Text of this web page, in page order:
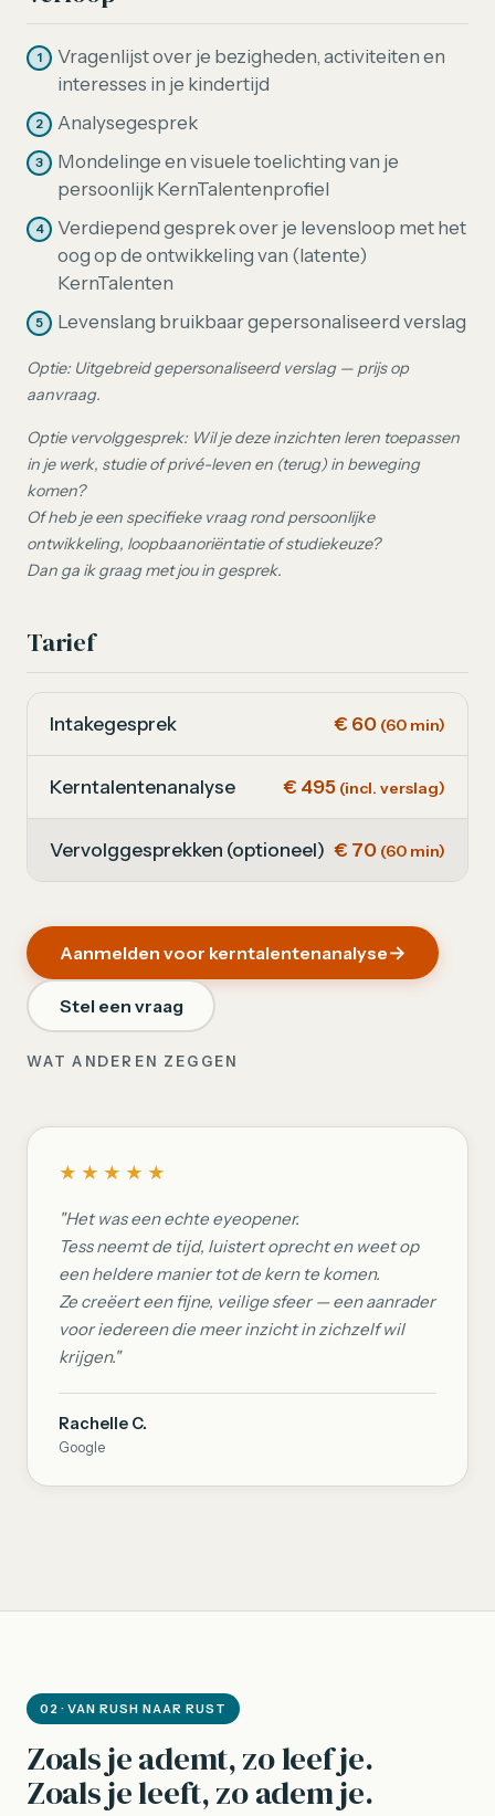
Vragenlijst over je bezigheden, activiteiten en
interesses in je kindertijd
Analysegesprek
Mondelinge en visuele toelichting van je
persoonlijk KernTalentenprofiel
Verdiepend gesprek over je levensloop met het
oog op de ontwikkeling van (latente)
KernTalenten
Levenslang bruikbaar gepersonaliseerd verslag
Optie: Uitgebreid gepersonaliseerd verslag — prijs op
aanvraag.
Optie vervolggesprek: Wil je deze inzichten leren toepassen
in je werk, studie of privé-leven en (terug) in beweging
komen?
Of heb je een specifieke vraag rond persoonlijke
ontwikkeling, loopbaanoriëntatie of studiekeuze?
Dan ga ik graag met jou in gesprek.
Tarief
Intakegesprek € 60 (60 min)
Kerntalentenanalyse € 495 (incl. verslag)
Vervolggesprekken (optioneel) € 70 (60 min)
Aanmelden voor kerntalentenanalyse
Stel een vraag
WAT ANDEREN ZEGGEN
★★★★★
"Het was een echte eyeopener.
Tess neemt de tijd, luistert oprecht en weet op
een heldere manier tot de kern te komen.
Ze creëert een fijne, veilige sfeer — een aanrader
voor iedereen die meer inzicht in zichzelf wil
krijgen."
Rachelle C.
Google
02 · VAN RUSH NAAR RUST
Zoals je ademt, zo leef je.
Zoals je leeft, zo adem je.